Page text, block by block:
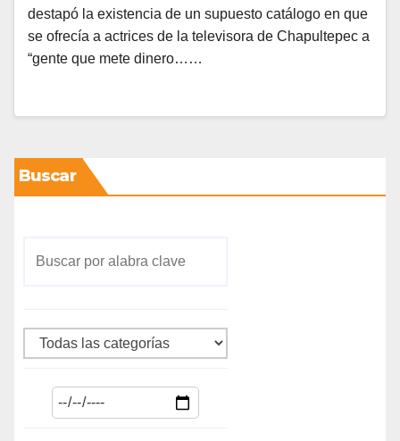
destapó la existencia de un supuesto catálogo en que
se ofrecía a actrices de la televisora de Chapultepec a
“gente que mete dinero……
Buscar